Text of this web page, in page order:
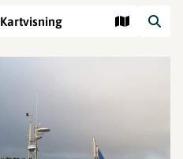
Kartvisning